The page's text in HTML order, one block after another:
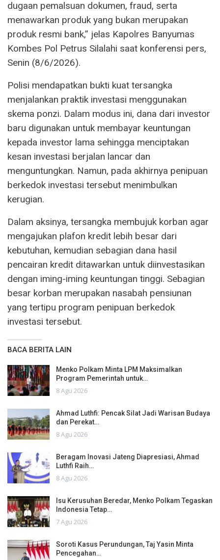
dugaan pemalsuan dokumen, fraud, serta
menawarkan produk yang bukan merupakan
produk resmi bank,” jelas Kapolres Banyumas
Kombes Pol Petrus Silalahi saat konferensi pers,
Senin (8/6/2026).
Polisi mendapatkan bukti kuat tersangka
menjalankan praktik investasi menggunakan
skema ponzi. Dalam modus ini, dana dari investor
baru digunakan untuk membayar keuntungan
kepada investor lama sehingga menciptakan
kesan investasi berjalan lancar dan
menguntungkan. Namun, pada akhirnya penipuan
berkedok investasi tersebut menimbulkan
kerugian.
Dalam aksinya, tersangka membujuk korban agar
mengajukan plafon kredit lebih besar dari
kebutuhan, kemudian sebagian dana hasil
pencairan kredit ditawarkan untuk diinvestasikan
dengan iming-iming keuntungan tinggi. Sebagian
besar korban merupakan nasabah pensiunan
yang tertipu program penipuan berkedok
investasi tersebut.
BACA BERITA LAIN
Menko Polkam Minta LPM Maksimalkan
Program Pemerintah untuk…
8 Agu 2026
Ahmad Luthfi: Pencak Silat Jadi Warisan Budaya
dan Perekat…
8 Agu 2026
Beragam Inovasi Jateng Diapresiasi, Ahmad
Luthfi Raih…
8 Agu 2026
Isu Kerusuhan Beredar, Menko Polkam Tegaskan
Indonesia Tetap…
7 Agu 2026
Soroti Kasus Perundungan, Taj Yasin Minta
Pencegahan…